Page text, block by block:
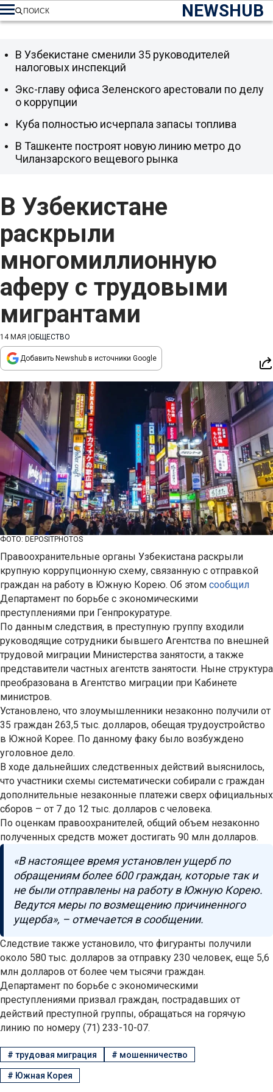
NEWSHUB
ПОИСК
В Узбекистане
раскрыли
многомиллионную
аферу с трудовыми
мигрантами
14 МАЯ ОБЩЕСТВО
Добавить Newshub в источники Google
ФОТО: DEPOSITPHOTOS
Правоохранительные органы Узбекистана раскрыли
крупную коррупционную схему, связанную с отправкой
граждан на работу в Южную Корею. Об этом сообщил
Департамент по борьбе с экономическими
преступлениями при Генпрокуратуре.
По данным следствия, в преступную группу входили
руководящие сотрудники бывшего Агентства по внешней
трудовой миграции Министерства занятости, а также
представители частных агентств занятости. Ныне структура
преобразована в Агентство миграции при Кабинете
министров.
Установлено, что злоумышленники незаконно получили от
35 граждан 263,5 тыс. долларов, обещая трудоустройство
в Южной Корее. По данному факу было возбуждено
уголовное дело.
В ходе дальнейших следственных действий выяснилось,
что участники схемы систематически собирали с граждан
дополнительные незаконные платежи сверх официальных
сборов – от 7 до 12 тыс. долларов с человека.
По оценкам правоохранителей, общий объем незаконно
полученных средств может достигать 90 млн долларов.
«В настоящее время установлен ущерб по
обращениям более 600 граждан, которые так и
не были отправлены на работу в Южную Корею.
Ведутся меры по возмещению причиненного
ущерба», – отмечается в сообщении.
Следствие также установило, что фигуранты получили
около 580 тыс. долларов за отправку 230 человек, еще 5,6
млн долларов от более чем тысячи граждан.
Департамент по борьбе с экономическими
преступлениями призвал граждан, пострадавших от
действий преступной группы, обращаться на горячую
линию по номеру (71) 233-10-07.
В Узбекистане сменили 35 руководителей
налоговых инспекций
Экс-главу офиса Зеленского арестовали по делу
о коррупции
Куба полностью исчерпала запасы топлива
В Ташкенте построят новую линию метро до
Чиланзарского вещевого рынка
# трудовая миграция # мошенничество
# Южная Корея